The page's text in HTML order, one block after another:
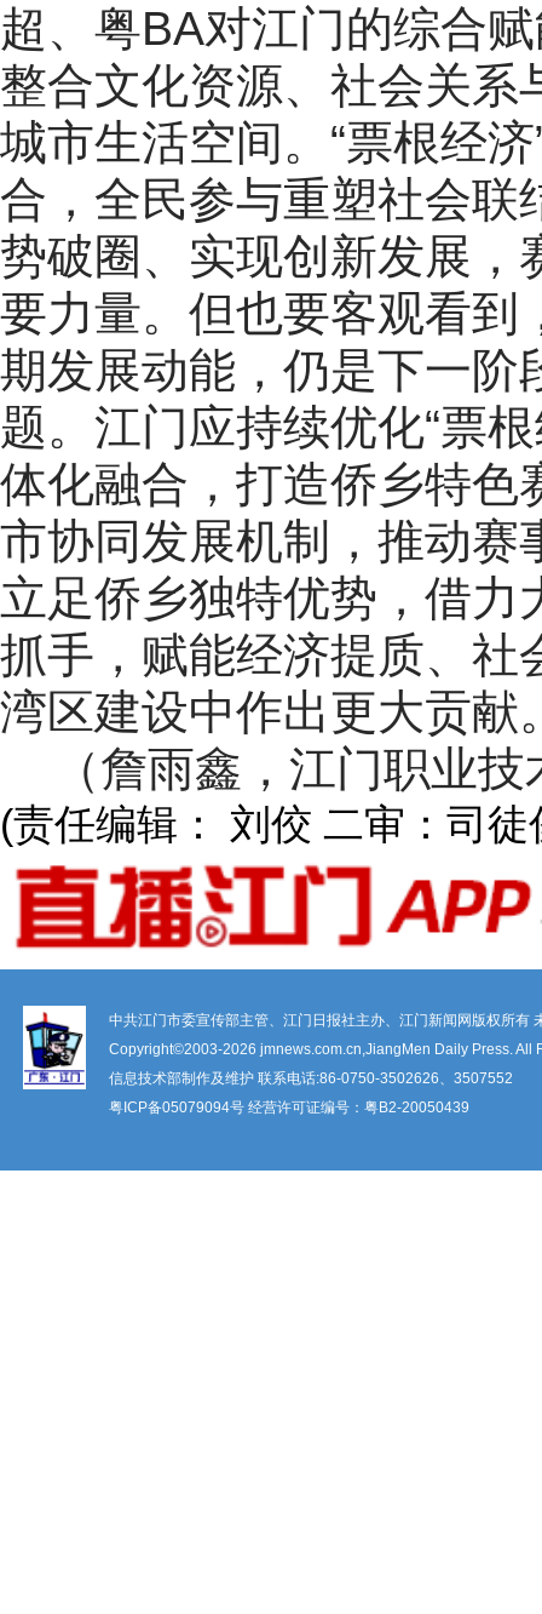
超、粤BA对江门的综合
整合文化资源、社会关系
城市生活空间。“票根经
合，全民参与重塑社会联
势破圈、实现创新发展，
要力量。但也要客观看到
期发展动能，仍是下一阶
题。江门应持续优化“票
体化融合，打造侨乡特色
市协同发展机制，推动赛
立足侨乡独特优势，借
抓手，赋能经济提质、社
湾区建设中作出更大贡献
（詹雨鑫，江门职业技
(责任编辑： 刘佼 二审：司
中共江门市委宣传部主管、江门日报社主办、江门新闻网版权所有
Copyright©2003-2026 jmnews.com.cn,JiangMen Daily Press. All
信息技术部制作及维护 联系电话:86-0750-3502626、3507552
粤ICP备05079094号 经营许可证编号： 粤B2-20050439